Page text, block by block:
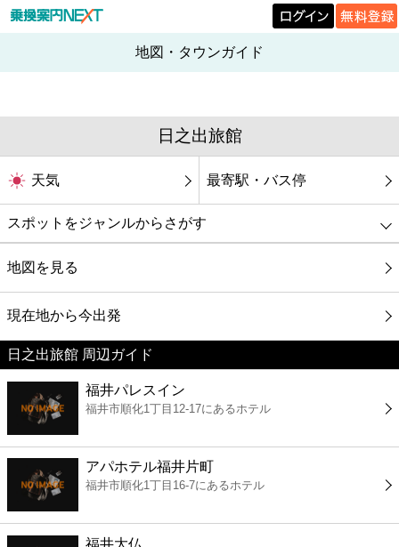
地図・タウンガイド
日之出旅館
天気 最寄駅・バス停
スポットをジャンルからさがす
グルメ
映画
美容
コンビニ
薬局
スーパー
地図を見る
現在地から今出発
日之出旅館 周辺ガイド
福井パレスイン
福井市順化1丁目12-17にあるホテル
アパホテル福井片町
福井市順化1丁目16-7にあるホテル
福井大仏